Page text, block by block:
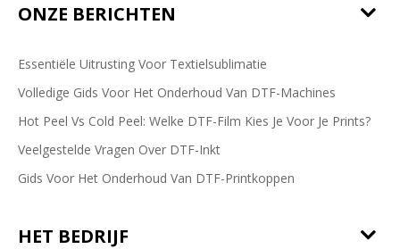
ONZE BERICHTEN
Essentiële Uitrusting Voor Textielsublimatie
Volledige Gids Voor Het Onderhoud Van DTF-Machines
Hot Peel Vs Cold Peel: Welke DTF-Film Kies Je Voor Je Prints?
Veelgestelde Vragen Over DTF-Inkt
Gids Voor Het Onderhoud Van DTF-Printkoppen
HET BEDRIJF